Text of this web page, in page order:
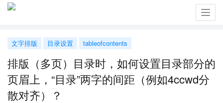
文字排版 目录设置 tableofcontents
排版（多页）目录时，如何设置目录部分的
页眉上，“目录”两字的间距（例如4ccwd分
散对齐）？